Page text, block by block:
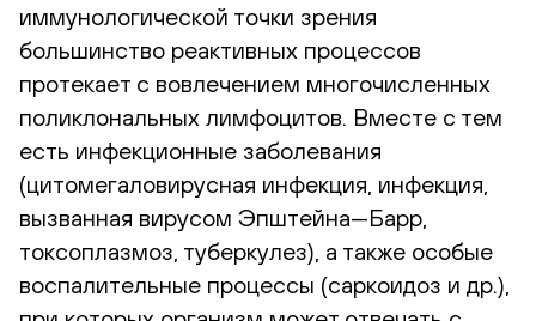
иммунологической точки зрения
большинство реактивных процессов
протекает с вовлечением многочисленных
поликлональных лимфоцитов. Вместе с тем
есть инфекционные заболевания
(цитомегаловирусная инфекция, инфекция,
вызванная вирусом Эпштейна—Барр,
токсоплазмоз, туберкулез), а также особые
воспалительные процессы (саркоидоз и др.),